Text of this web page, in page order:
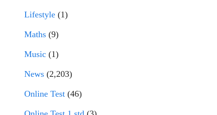
Lifestyle (1)
Maths (9)
Music (1)
News (2,203)
Online Test (46)